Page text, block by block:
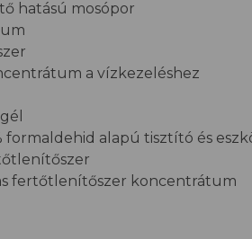
hatású mosópor
a vízkezeléshez
formaldehid alapú tisztító és
fertőtlenítőszer koncentrátum